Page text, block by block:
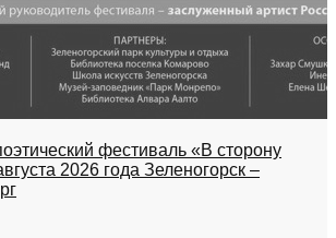
фестиваль «В сторону
2026 года Зеленогорск –